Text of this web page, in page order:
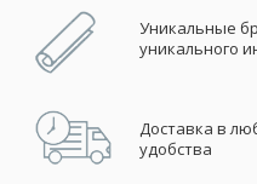
Уникальные
уникального
Доставка в
удобства